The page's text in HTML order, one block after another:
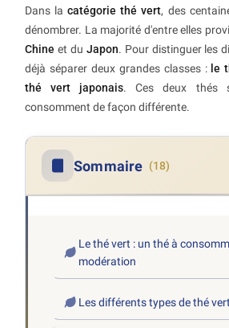
Dans lacatégorie thé vert, des
dénombrer. La majorité d'entre elles
Chine et du Japon. Pour distinguer les
déjà séparer deux grandes classes : le
thé vert japonais. Ces deux thés
consomment de façon différente.
Sommaire (18)
Le thé vert : un thé à
modération
Les différents types de thé vert